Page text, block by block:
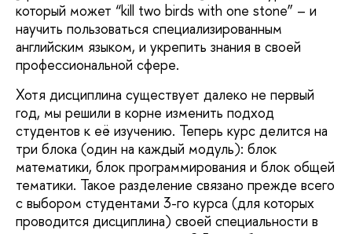
который может “kill two birds with one stone” – и
научить пользоваться специализированным
английским языком, и укрепить знания в своей
профессиональной сфере.
Хотя дисциплина существует далеко не первый
год, мы решили в корне изменить подход
студентов к её изучению. Теперь курс делится на
три блока (один на каждый модуль): блок
математики, блок программирования и блок общей
тематики. Такое разделение связано прежде всего
с выбором студентами 3-го курса (для которых
проводится дисциплина) своей специальности в